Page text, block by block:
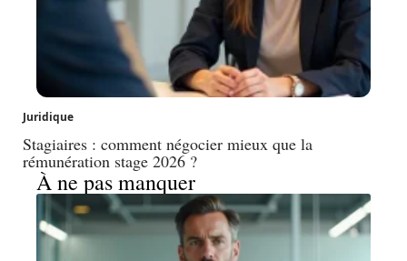
Juridique
Stagiaires : comment négocier mieux que la
rémunération stage 2026 ?
À ne pas manquer